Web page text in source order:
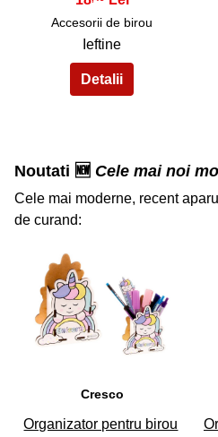
Accesorii de birou
Ieftine
Noutati 🆕 Cele mai noi
Cele mai moderne, recent
de curand:
36
Cresco
Organizator pentru birou